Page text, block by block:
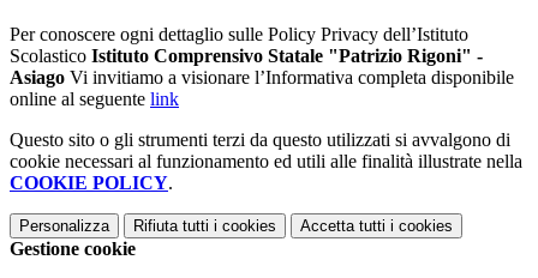
Per conoscere ogni dettaglio sulle Policy Privacy dell’Istituto
Scolastico Istituto Comprensivo Statale "Patrizio Rigoni" -
Asiago Vi invitiamo a visionare l’Informativa completa disponibile
online al seguente link
Questo sito o gli strumenti terzi da questo utilizzati si avvalgono di
cookie necessari al funzionamento ed utili alle finalità illustrate nella
COOKIE POLICY.
Personalizza Rifiuta tutti i cookies Accetta tutti i cookies
Gestione cookie